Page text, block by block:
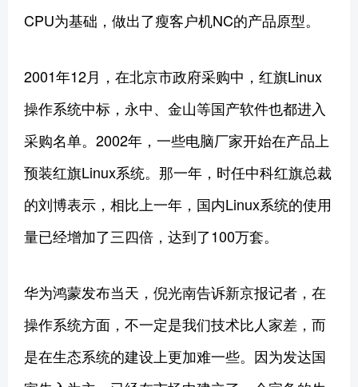
CPU为基础，做出了瘦客户机NC的产品原型。
2001年12月，在北京市政府采购中，红旗Linux
操作系统中标，永中、金山等国产软件也都进入
采购名单。2002年，一些电脑厂家开始在产品上
预装红旗Linux系统。那一年，时任中科红旗总裁
的刘博表示，相比上一年，国内Linux系统的使用
量已经增加了三四倍，达到了100万套。
华为鸿蒙发布当天，倪光南告诉新京报记者，在
操作系统方面，不一定是我们技术比人家差，而
是在生态系统的建设上更加难一些。因为发达国